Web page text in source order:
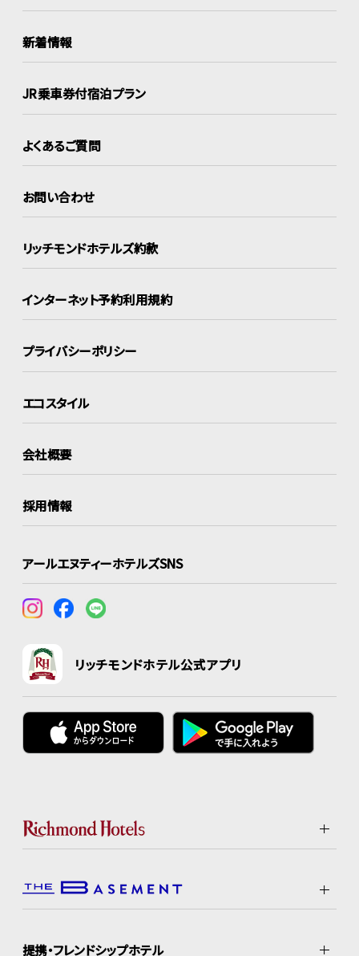
新着情報
JR乗車券付宿泊プラン
よくあるご質問
お問い合わせ
リッチモンドホテルズ約款
インターネット予約利用規約
プライバシーポリシー
エコスタイル
会社概要
採用情報
アールエヌティーホテルズSNS
リッチモンドホテル公式アプリ
提携・フレンドシップホテル